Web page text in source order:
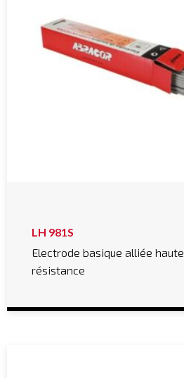
LH 981S
Electrode basique alliée haute
résistance